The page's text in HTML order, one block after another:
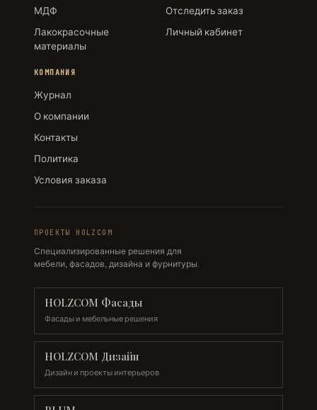
МДФ
Лакокрасочные
материалы
Отследить заказ
Личный кабинет
КОМПАНИЯ
Журнал
О компании
Контакты
Политика
Условия заказа
ПРОЕКТЫ HOLZCOM
Специализированные решения для
мебели, фасадов, дизайна и фурнитуры.
HOLZCOM Фасады
Фасады и мебельные решения
HOLZCOM Дизайн
Дизайн и проекты интерьеров